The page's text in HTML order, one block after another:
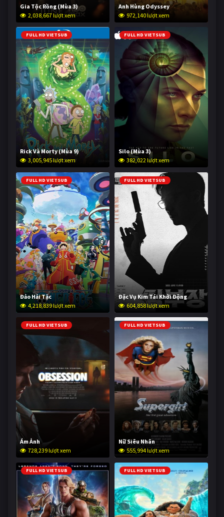
Gia Tộc Rồng (Mùa 3)
2,038,667 lượt xem
Anh Hùng Odyssey
972,140 lượt xem
FULL HD VIETSUB
Rick Và Morty (Mùa 9)
3,005,945 lượt xem
FULL HD VIETSUB
Silo (Mùa 3)
382,022 lượt xem
FULL HD VIETSUB
Đảo Hải Tặc
4,218,839 lượt xem
FULL HD VIETSUB
Đặc Vụ Kim Tái Khởi Động
604,858 lượt xem
FULL HD VIETSUB
Ám Ảnh
728,239 lượt xem
FULL HD VIETSUB
Nữ Siêu Nhân
555,994 lượt xem
FULL HD VIETSUB FULL HD VIETSUB